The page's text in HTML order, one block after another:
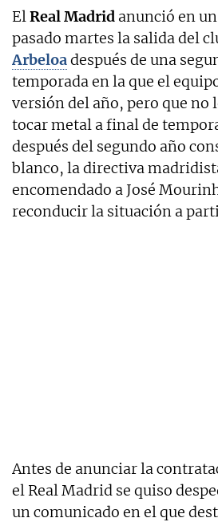
ElReal Madrid anunció en
pasado martes la salida del
Arbeloadespués de una
temporada en la que el
versión del año, pero que no
tocar metal a final de
después del segundo año
blanco, la directiva
encomendado a José
reconducir la situación a
Antes de anunciar la
el Real Madrid se quiso
un comunicado en el que